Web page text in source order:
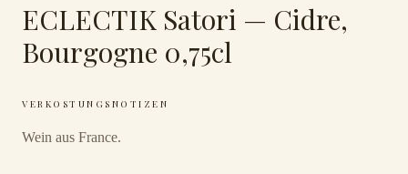
ECLECTIK Satori — Cidre,
Bourgogne 0,75cl
VERKOSTUNGSNOTIZEN
Wein aus France.